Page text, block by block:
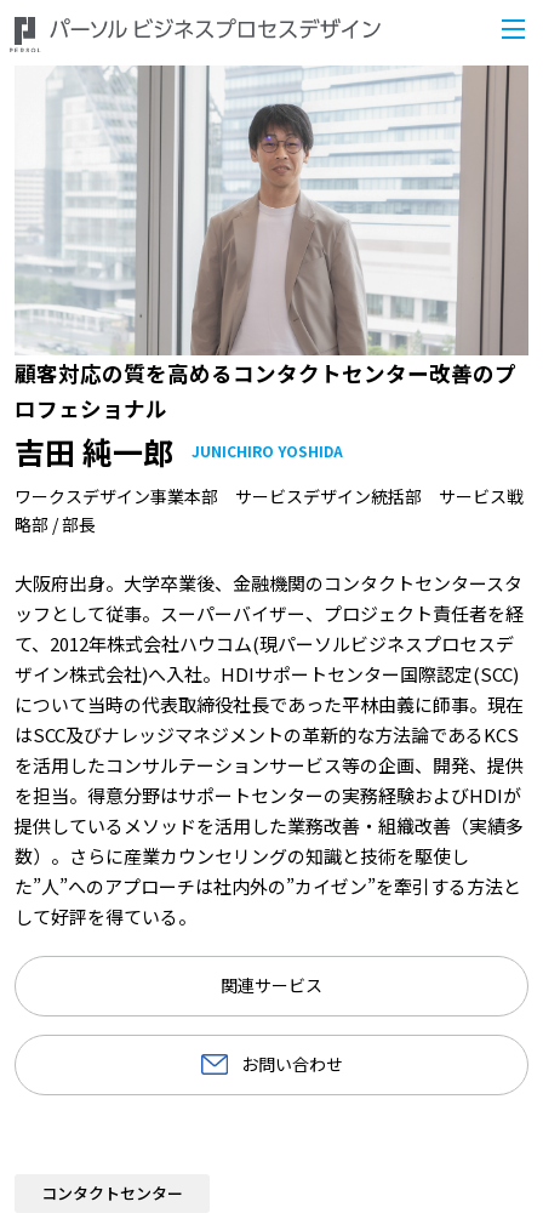
顧客対応の質を高めるコンタクトセンター改善のプ
ロフェショナル
吉田 純一郎 JUNICHIRO YOSHIDA
ワークスデザイン事業本部 サービスデザイン統括部 サービス戦
略部 / 部長
大阪府出身。大学卒業後、金融機関のコンタクトセンタースタ
ッフとして従事。スーパーバイザー、プロジェクト責任者を経
て、2012年株式会社ハウコム(現パーソルビジネスプロセスデ
ザイン株式会社)へ入社。HDIサポートセンター国際認定(SCC)
について当時の代表取締役社長であった平林由義に師事。現在
はSCC及びナレッジマネジメントの革新的な方法論であるKCS
を活用したコンサルテーションサービス等の企画、開発、提供
を担当。得意分野はサポートセンターの実務経験およびHDIが
提供しているメソッドを活用した業務改善・組織改善（実績多
数）。さらに産業カウンセリングの知識と技術を駆使し
た”人”へのアプローチは社内外の”カイゼン”を牽引する方法と
して好評を得ている。
関連サービス
お問い合わせ
コンタクトセンター